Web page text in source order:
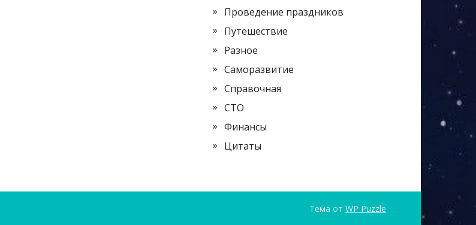
Проведение праздников
Путешествие
Разное
Саморазвитие
Справочная
СТО
Финансы
Цитаты
Тема от WP Puzzle